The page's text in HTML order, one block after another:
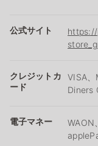
公式サイト
クレジットカ
ード
VISA
Diners
電子マネー
WAON